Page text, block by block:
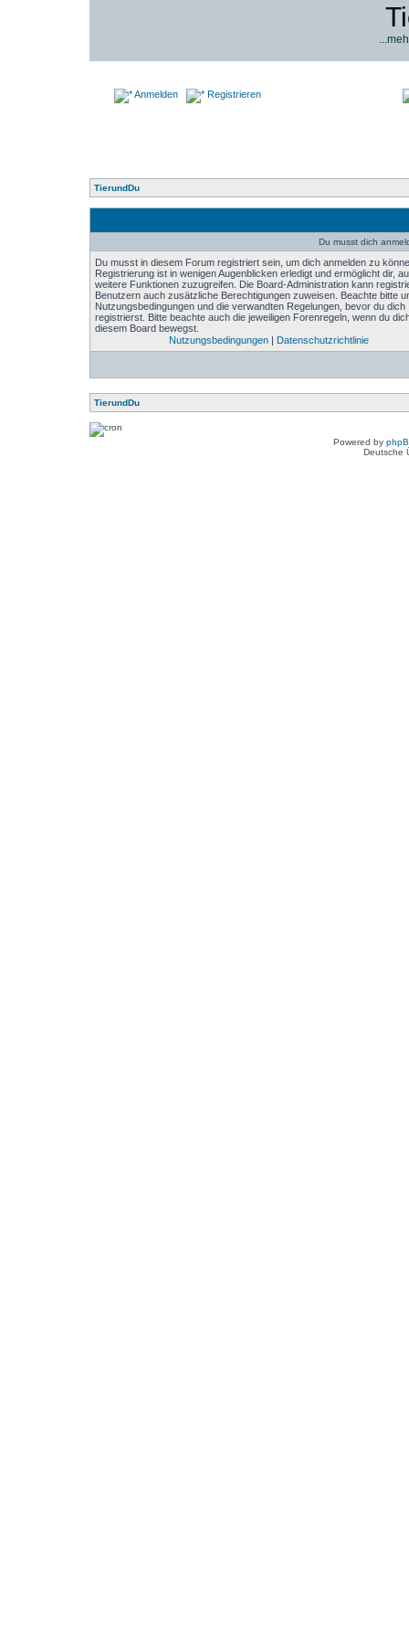
Anmelden Registrieren
TierundDu
Du musst dich
Du musst in diesem Forum registriert sein, um dich anmelden zu
Registrierung ist in wenigen Augenblicken erledigt und ermöglicht dir,
weitere Funktionen zuzugreifen. Die Board-Administration kann
Benutzern auch zusätzliche Berechtigungen zuweisen. Beachte bitte
Nutzungsbedingungen und die verwandten Regelungen, bevor du dich
registrierst. Bitte beachte auch die jeweiligen Forenregeln, wenn du
diesem Board bewegst.
Nutzungsbedingungen| Datenschutzrichtlinie
TierundDu
Powered by
Deutsche